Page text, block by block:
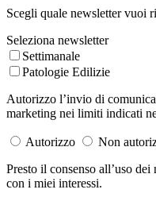
Scegli quale newsletter vuoi
Seleziona newsletter
Settimanale
Patologie Edilizie
Autorizzo l’invio di
marketing nei limiti indicati
Autorizzo
Non
Presto il consenso all’uso
con i miei interessi.